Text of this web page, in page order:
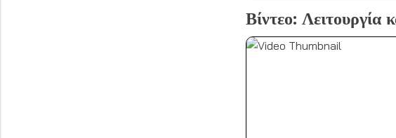
Βίντεο: Λειτουργία